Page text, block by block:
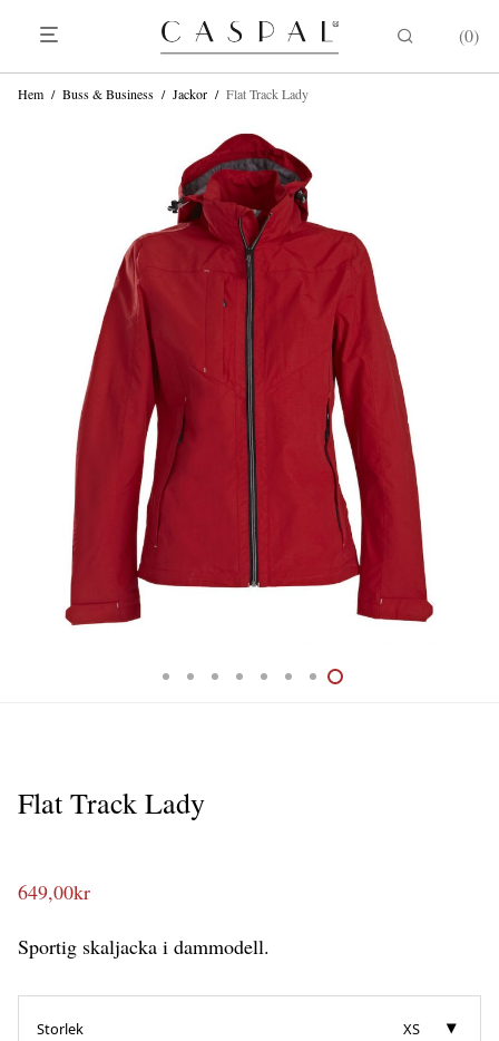
0
Hem / Buss & Business / Jackor / Flat Track Lady
Flat Track Lady
649,00kr
Sportig skaljacka i dammodell.
Storlek XS